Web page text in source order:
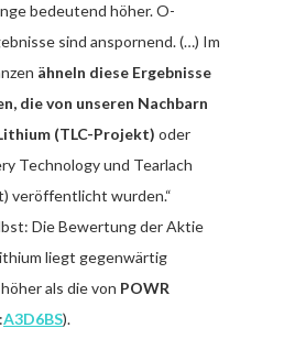
bedeutend höher. O-
sind anspornend. (…) Im
ähneln diese Ergebnisse
die von unseren Nachbarn
(TLC-Projekt) oder
Technology und Tearlach
veröffentlicht wurden.“
Die Bewertung der Aktie
liegt gegenwärtig
als die von POWR
A3D6BS).